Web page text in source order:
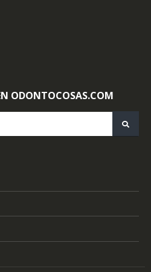
ODONTOCOSAS.COM